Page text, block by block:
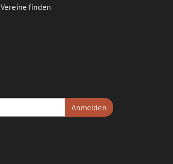
Vereine finden
Anmelden